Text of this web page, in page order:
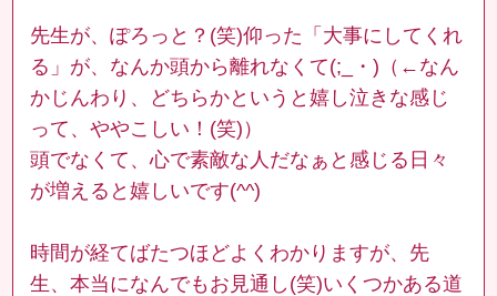
先生が、ぽろっと？(笑)仰った「大事にしてくれ
る」が、なんか頭から離れなくて(;_・)（←なん
かじんわり、どちらかというと嬉し泣きな感じ
って、ややこしい！(笑)）
頭でなくて、心で素敵な人だなぁと感じる日々
が増えると嬉しいです(^^)
時間が経てばたつほどよくわかりますが、先
生、本当になんでもお見通し(笑)いくつかある道